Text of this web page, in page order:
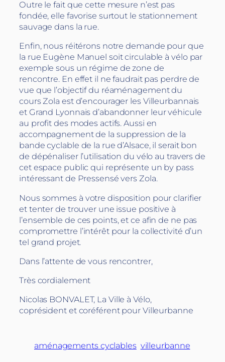
Outre le fait que cette mesure n’est pas
fondée, elle favorise surtout le stationnement
sauvage dans la rue.
Enfin, nous réitérons notre demande pour que
la rue Eugène Manuel soit circulable à vélo par
exemple sous un régime de zone de
rencontre. En effet il ne faudrait pas perdre de
vue que l’objectif du réaménagement du
cours Zola est d’encourager les Villeurbannais
et Grand Lyonnais d’abandonner leur véhicule
au profit des modes actifs. Aussi en
accompagnement de la suppression de la
bande cyclable de la rue d’Alsace, il serait bon
de dépénaliser l’utilisation du vélo au travers de
cet espace public qui représente un by pass
intéressant de Pressensé vers Zola.
Nous sommes à votre disposition pour clarifier
et tenter de trouver une issue positive à
l’ensemble de ces points, et ce afin de ne pas
compromettre l’intérêt pour la collectivité d’un
tel grand projet.
Dans l’attente de vous rencontrer,
Très cordialement
Nicolas BONVALET, La Ville à Vélo,
coprésident et coréférent pour Villeurbanne
aménagements cyclables villeurbanne